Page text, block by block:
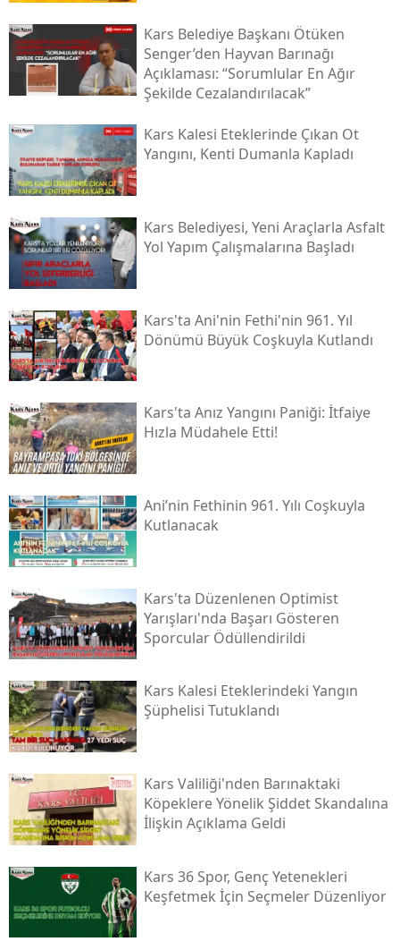
Samsun
Siirt
Sinop
Sivas
Trabzon
Şanlıurfa
Aksaray
Kırıkkale
Şırnak
Iğdır
Karabük
Kars Belediye Başkanı Ötüken
Senger’den Hayvan Barınağı
Açıklaması: “sorumlular En Ağır
Şekilde Cezalandırılacak”
Kars Kalesi Eteklerinde Çıkan Ot
Yangını, Kenti Dumanla Kapladı
Kars Belediyesi, Yeni Araçlarla Asfalt
Yol Yapım Çalışmalarına Başladı
Kars'ta Ani'nin Fethi'nin 961. Yıl
Dönümü Büyük Coşkuyla Kutlandı
Kars'ta Anız Yangını Paniği: İtfaiye
Hızla Müdahele Etti!
Ani’nin Fethinin 961. Yılı Coşkuyla
Kutlanacak
Kars'ta Düzenlenen Optimist
Yarışları'nda Başarı Gösteren
Sporcular Ödüllendirildi
Kars Kalesi Eteklerindeki Yangın
Şüphelisi Tutuklandı
Kars Valiliği'nden Barınaktaki
Köpeklere Yönelik Şiddet Skandalına
İlişkin Açıklama Geldi
Kars 36 Spor, Genç Yetenekleri
Keşfetmek İçin Seçmeler Düzenliyor